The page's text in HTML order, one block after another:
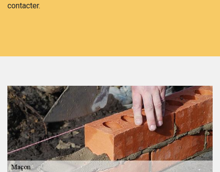
contacter.